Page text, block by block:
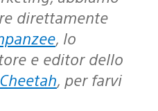
direttamente
, lo
e editor dello
, per farvi